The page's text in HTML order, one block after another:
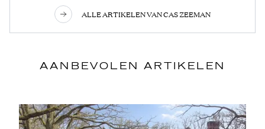
ALLE ARTIKELEN VAN CAS ZEEMAN
AANBEVOLEN ARTIKELEN